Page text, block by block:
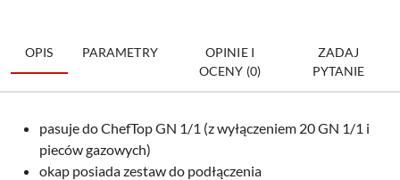
OPIS PARAMETRY
OPINIE I
OCENY (0)
ZADAJ
PYTANIE
pasuje do ChefTop GN 1/1 (z wyłączeniem 20 GN 1/1 i
pieców gazowych)
okap posiada zestaw do podłączenia